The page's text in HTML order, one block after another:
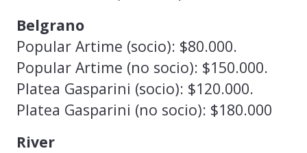
Belgrano
Popular Artime (socio): $80.000.
Popular Artime (no socio): $150.000.
Platea Gasparini (socio): $120.000.
Platea Gasparini (no socio): $180.000
River